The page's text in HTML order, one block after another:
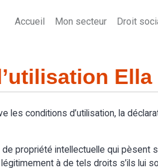
Accueil Mon secteur Droit
Ella
les conditions d’utilisation, la
propriété intellectuelle qui pèsent
à de tels droits s’ils lui